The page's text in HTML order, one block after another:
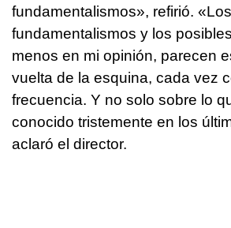
fundamentalismos», refirió. «Los
fundamentalismos y los
menos en mi opinión, parecen
vuelta de la esquina, cada vez
frecuencia. Y no solo sobre lo
conocido tristemente en los
aclaró el director.